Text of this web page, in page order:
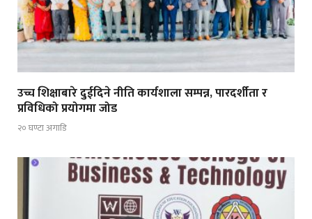
उच्च शिक्षाबारे दुईदिने नीति कार्यशाला सम्पन्न, पारदर्शीता र
प्रविधिको प्रयोगमा जोड
२० घण्टा अगाडि